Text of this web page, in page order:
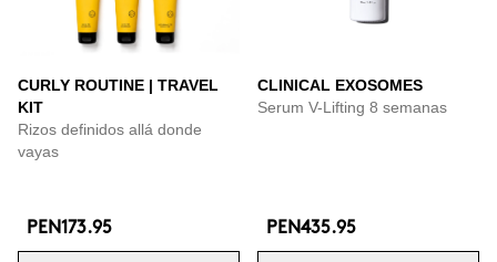
CURLY ROUTINE | TRAVEL
KIT
Rizos definidos allá donde
vayas
PEN173.95
CLINICAL EXOSOMES
Serum V-Lifting 8 semanas
PEN435.95